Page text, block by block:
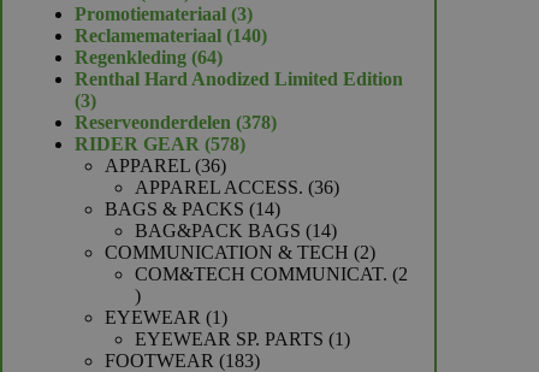
producten
Promotiemateriaal 33
producten
Reclamemateriaal 140140
Regenkleding 6464
producten
Renthal Hard Anodized Limited Edition
33
producten
Reserveonderdelen 378378
RIDER GEAR 578578
APPAREL 3636
producten
APPAREL ACCESS. 3636
BAGS & PACKS 1414
producten
BAG&PACK BAGS 1414
producten
COMMUNICATION & TECH 22
producten
COM&TECH COMMUNICAT.
2
2
producten
EYEWEAR 11
product
EYEWEAR SP. PARTS 11
FOOTWEAR 183183